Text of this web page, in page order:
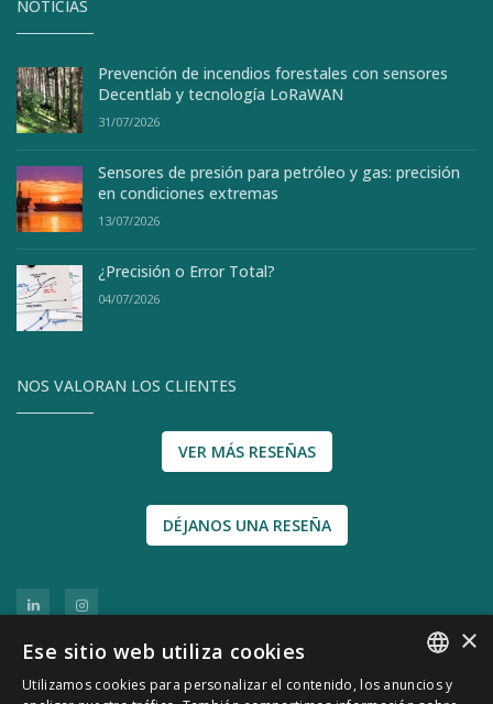
NOTICIAS
Prevención de incendios forestales con sensores
Decentlab y tecnología LoRaWAN
31/07/2026
Sensores de presión para petróleo y gas: precisión
en condiciones extremas
13/07/2026
¿Precisión o Error Total?
04/07/2026
NOS VALORAN LOS CLIENTES
VER MÁS RESEÑAS
DÉJANOS UNA RESEÑA
SPANISH
×
Ese sitio web utiliza cookies
Utilizamos cookies para personalizar el contenido, los anuncios y